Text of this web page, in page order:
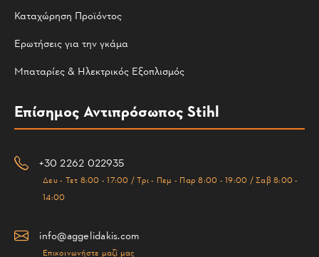
Καταχώρηση Προϊόντος
Ερωτήσεις για την γκάμα
Μπαταρίες & Ηλεκτρικός Εξοπλισμός
Επίσημος Αντιπρόσωπος Stihl
+30 2262 022935
Δευ - Τετ 8:00 - 17:00 / Τρι - Πεμ - Παρ 8:00 - 19:00 / Σαβ 8:00 -
14:00
info@aggelidakis.com
Επικοινωνήστε μαζί μας